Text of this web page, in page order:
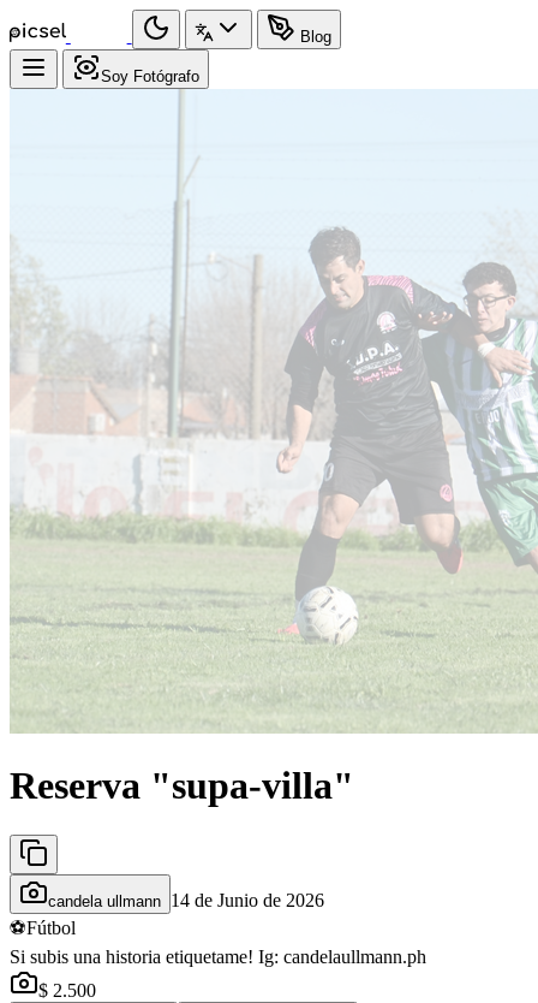
Blog
Soy Fotógrafo
Reserva "supa-villa"
candela ullmann 14 de Junio de 2026
⚽Fútbol
Si subis una historia etiquetame! Ig: candelaullmann.ph
$ 2.500